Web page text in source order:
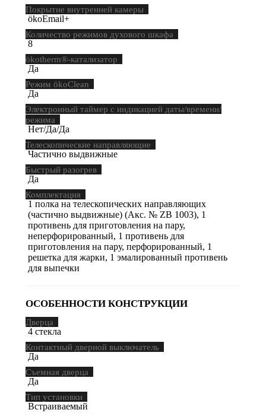
Покрытие внутренней камеры
ökoEmail+
Количество режимов духового шкафа
8
ökotherm®-катализатор
Да
Режим ökoClean
Да
Электронный таймер с индикацией даты/времени/
режима
Нет/Да/Да
Телескопические направляющие
Частично выдвижные
Быстрый разогрев
Да
Комплектация
1 полка на телескопических направляющих
(частично выдвижные) (Акс. № ZB 1003), 1
противень для приготовления на пару,
неперфорированный, 1 противень для
приготовления на пару, перфорированный, 1
решетка для жарки, 1 эмалированный противень
для выпечки
ОСОБЕННОСТИ КОНСТРУКЦИИ
Дверца
4 стекла
Контактный дверной выключатель
Да
Съемная дверца
Да
Тип установки
Встраиваемый